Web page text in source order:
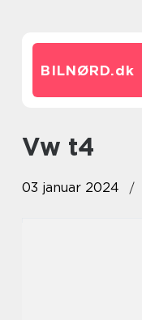
BILNØRD.dk
vw t4
03 januar 2024